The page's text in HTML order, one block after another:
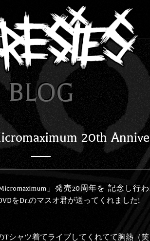
BLOG
20th
」発売20周年を 記念し行
をDr.のマスオ君が送ってくれました!
Tシャツ着てライブしてくれてて胸熱（